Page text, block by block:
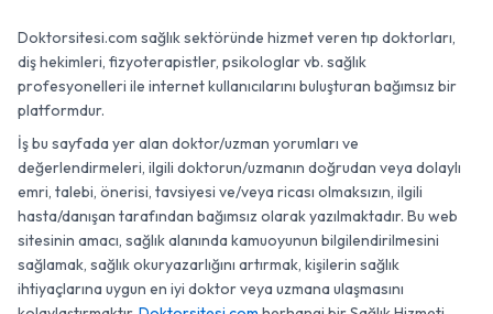
Doktorsitesi.com sağlık sektöründe hizmet veren tıp doktorları,
diş hekimleri, fizyoterapistler, psikologlar vb. sağlık
profesyonelleri ile internet kullanıcılarını buluşturan bağımsız bir
platformdur.
İş bu sayfada yer alan doktor/uzman yorumları ve
değerlendirmeleri, ilgili doktorun/uzmanın doğrudan veya dolaylı
emri, talebi, önerisi, tavsiyesi ve/veya ricası olmaksızın, ilgili
hasta/danışan tarafından bağımsız olarak yazılmaktadır. Bu web
sitesinin amacı, sağlık alanında kamuoyunun bilgilendirilmesini
sağlamak, sağlık okuryazarlığını artırmak, kişilerin sağlık
ihtiyaçlarına uygun en iyi doktor veya uzmana ulaşmasını